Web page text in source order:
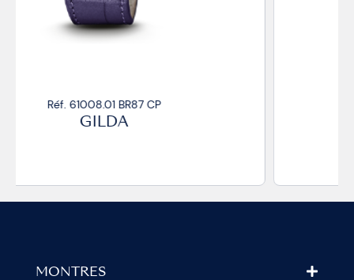
Réf. 61008.01 BR87/R CP
MONTRES